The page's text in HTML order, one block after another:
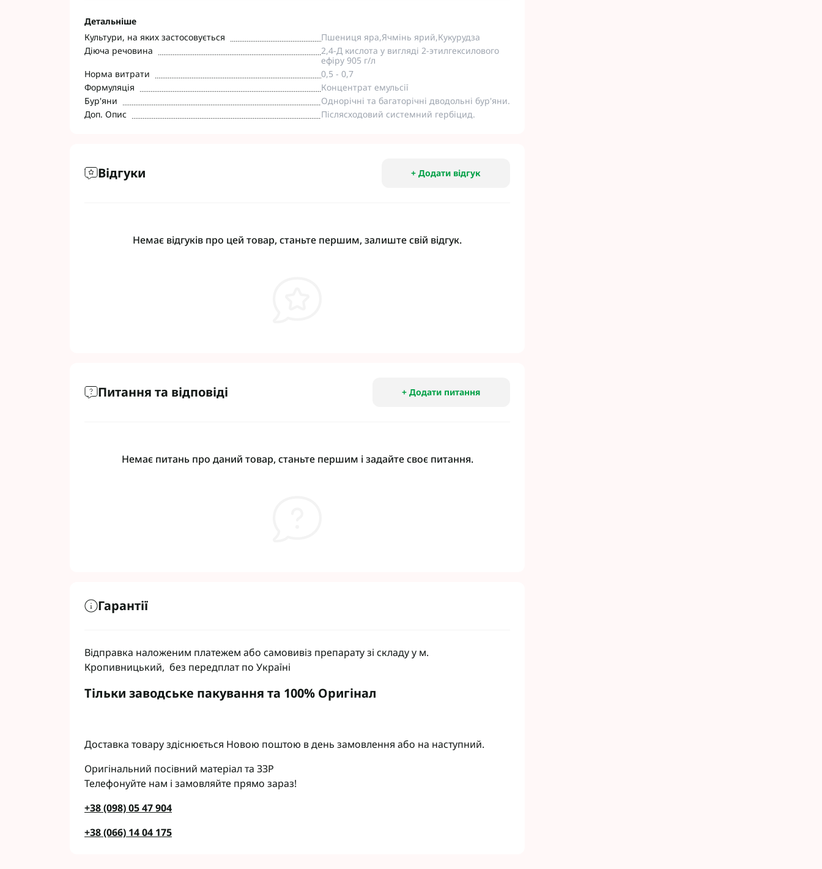
Фунгіциди Пест ЮА
Фунгіциди Укравіт
Фунгіциди Химагромаркетинг
Фунгіциди BASF
Фунгіциди BAYER
Фунгіциди FMC
Агро
Мікродобрива Укравіт
Детальніше
Культури, на яких застосовується
Пшениця яра,Ячмінь ярий,Кукурудза
Діюча речовина
2,4-Д кислота у вигляді 2-этилгексилового
ефіру 905 г/л
Норма витрати
0,5 - 0,7
Формуляція
Концентрат емульсії
Бур'яни
Однорічні та багаторічні дводольні бур'яни.
Доп. Опис
Післясходовий системний гербіцид.
Відгуки + Додати відгук
Немає відгуків про цей товар, станьте першим, залиште свій відгук.
Питання та відповіді + Додати питання
Немає питань про даний товар, станьте першим і задайте своє питання.
Гарантії
Відправка наложеним платежем або самовивіз препарату зі складу у м.
Кропивницький, без передплат по Україні
Тільки заводське пакування та 100% Оригінал
Доставка товару здіснюється Новою поштою в день замовлення або на наступний.
Оригінальний посівний матеріал та ЗЗР
Телефонуйте нам і замовляйте прямо зараз!
+38 (098) 05 47 904
+38 (066) 14 04 175